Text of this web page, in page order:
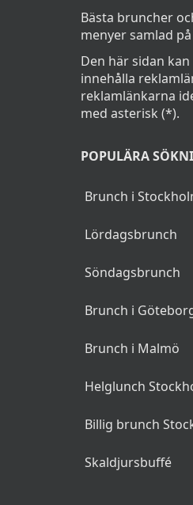
Bästa bruncher
menyer samlad
Den här sidan kan
innehålla
reklamlänkarna
med asterisk (*).
POPULÄRA
Brunch i
Lördagsbrunch
Söndagsbrunch
Brunch i
Brunch i Malmö
Helglunch
Billig brunch
Skaldjursbuffé